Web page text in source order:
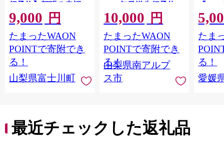
行予約】頬張る幸福
感 〜緑の宝石・ シ
ャインマスカット 〜
１ｋｇ以上（２〜３
房） フルーツ 山梨県
産 果物 くだもの シャ
イン マスカット ぶど
う ブドウ 葡萄 大粒 種
9,000 円
たまったWAON
POINTで寄附でき
る！
山梨県富士川町
2026年発送先行予約＞
南アルプス市産シャイ
ンマスカット1.2kg以
上（2～3房） クール
便発送 ALPAG007
10,000 円
たまったWAON
POINTで寄附でき
る！
山梨県南アルプ
ス市
『
出荷
ご自宅
マド
あり
ツ 高
産地直
レンジ
たま
る！
愛媛
最近チェックした返礼品